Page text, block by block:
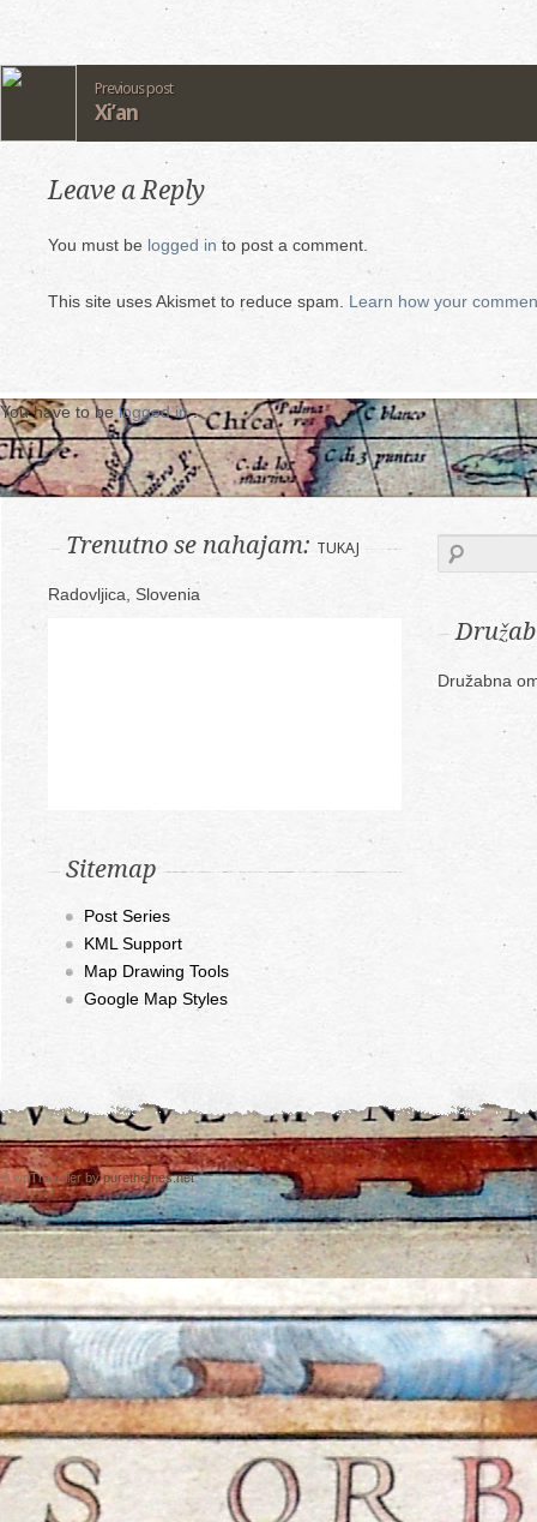
Previous post
Xi’an
Leave a Reply
You must be logged in to post a comment.
This site uses Akismet to reduce spam. Learn how your
You have to belogged in.
Trenutno se nahajam: TUKAJ
Radovljica, Slovenia
Sitemap
Post Series
KML Support
Map Drawing Tools
Google Map Styles
Družabna
© wpTraveller bypurethemes.net